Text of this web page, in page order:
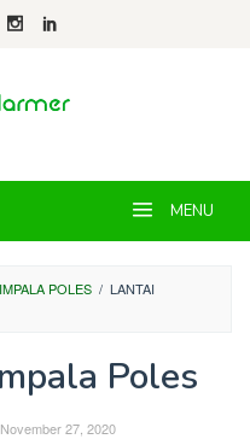
MENU
POLES / LANTAI
Poles
November 27, 2020